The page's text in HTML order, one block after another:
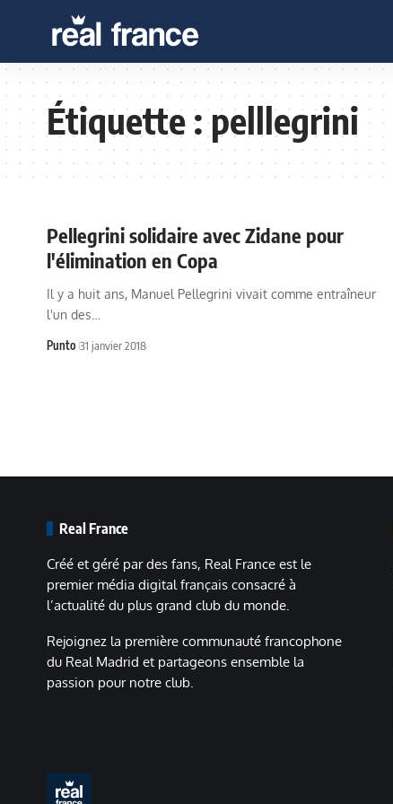
Étiquette :pelllegrini
Pellegrini solidaire avec Zidane pour
l'élimination en Copa
Il y a huit ans, Manuel Pellegrini vivait comme entraîneur
l'un des…
Punto 31 janvier 2018
Real France
Créé et géré par des fans, Real France est le
premier média digital français consacré à
l’actualité du plus grand club du monde.
Rejoignez la première communauté francophone
du Real Madrid et partageons ensemble la
passion pour notre club.